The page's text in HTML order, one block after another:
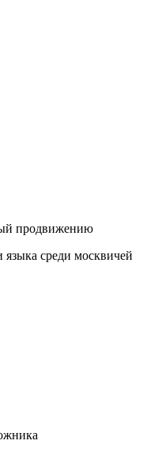
продвижению
языка среди москвичей